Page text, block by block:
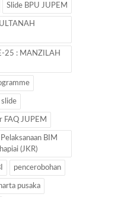
Slide BPU JUPEM
25 : MANZILAH
slide
FAQ JUPEM
BIM
(JKR)
pencerobohan
harta pusaka